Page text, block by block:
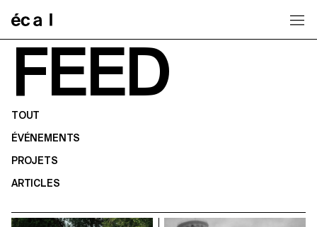
FEED
TOUT
ÉVÉNEMENTS
PROJETS
ARTICLES